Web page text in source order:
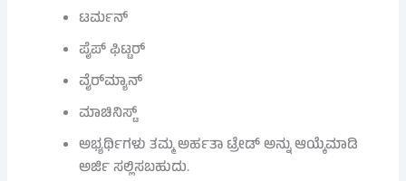
ಟರ್ಮನ್
ಪೈಪ್ ಫಿಟ್ಟರ್
ವೈರ್‌ಮ್ಯಾನ್
ಮಾಚಿನಿಸ್ಟ್
ಅಭ್ಯರ್ಥಿಗಳು ತಮ್ಮ ಅರ್ಹತಾ ಟ್ರೇಡ್ ಅನ್ನು ಆಯ್ಕೆಮಾಡಿ
ಅರ್ಜಿ ಸಲ್ಲಿಸಬಹುದು.